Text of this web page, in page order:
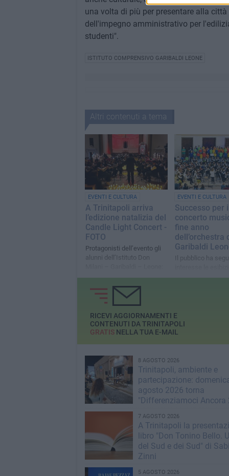
una volta di più per presentare alla
dell'impegno amministrativo per
studenti".
ISTITUTO COMPRENSIVO GARIBALDI LEONE
Altri contenuti a tema
EVENTI E CULTURA
A Trinitapoli arriva
l’edizione natalizia del
Candle Light Concert -
FOTO
Protagonisti dell’evento gli
alunni dell’Istituto Don
con l’orchestra Young e il
coro ‘Valle dell’Ofanto’
EVENTI E CULTURA
Successo per il
concerto
fine anno
dell’orchestra
Garibaldi
Il pubblico ha
interesse le
giovani musicisti
RICEVI AGGIORNAMENTI E
CONTENUTI DA TRINITAPOLI
GRATISNELLA TUA E-MAIL
8 AGOSTO 2026
Trinitapoli, ambiente e
partecipazione:
agosto 2026 torna
"Differenziamoci Ancora
7 AGOSTO 2026
A Trinitapoli la
libro "Don Tonino Bello.
del Sud e dei Sud" di
Zinni
5 AGOSTO 2026